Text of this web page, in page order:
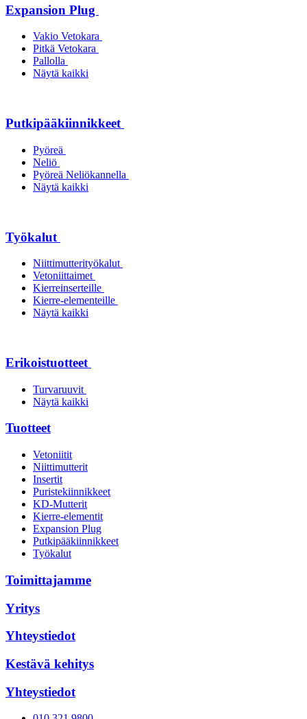
Expansion Plug
Vakio Vetokara
Pitkä Vetokara
Pallolla
Näytä kaikki
Putkipääkiinnikkeet
Pyöreä
Neliö
Pyöreä Neliökannella
Näytä kaikki
Työkalut
Niittimutterityökalut
Vetoniittaimet
Kierreinserteille
Kierre-elementeille
Näytä kaikki
Erikoistuotteet
Turvaruuvit
Näytä kaikki
Tuotteet
Vetoniitit
Niittimutterit
Insertit
Puristekiinnikkeet
KD-Mutterit
Kierre-elementit
Expansion Plug
Putkipääkiinnikkeet
Työkalut
Toimittajamme
Yritys
Yhteystiedot
Kestävä kehitys
Yhteystiedot